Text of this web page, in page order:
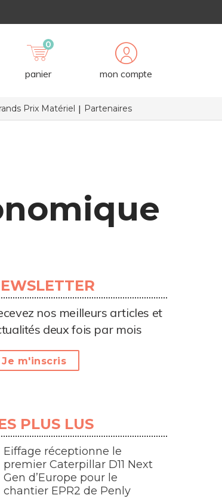
0
panier mon compte
Prix Matériel Partenaires
nos meilleurs articles et
deux fois par mois
Je m'inscris
PLUS LUS
Eiffage réceptionne le
premier Caterpillar D11 Next
Gen d’Europe pour le
chantier EPR2 de Penly